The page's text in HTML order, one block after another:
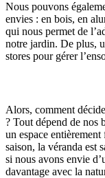
Nous pouvons
envies : en bois, en
qui nous permet de
notre jardin. De plus,
stores pour gérer
Alors, comment
? Tout dépend de nos
un espace
saison, la véranda est
si nous avons envie
davantage avec la